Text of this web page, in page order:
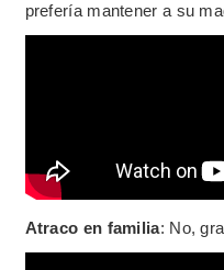
prefería mantener a su
Atraco en familia: No,